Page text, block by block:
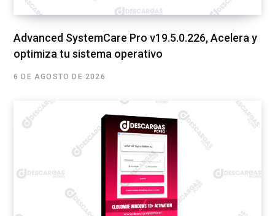
Advanced SystemCare Pro v19.5.0.226, Acelera y
optimiza tu sistema operativo
6 DE AGOSTO DE 2026